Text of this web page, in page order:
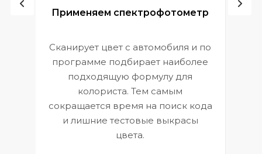
Применяем спектрофотометр
Сканирует цвет с автомобиля и по
программе подбирает наиболее
подходящую формулу для
колориста. Тем самым
сокращается время на поиск кода
и лишние тестовые выкрасы
цвета.